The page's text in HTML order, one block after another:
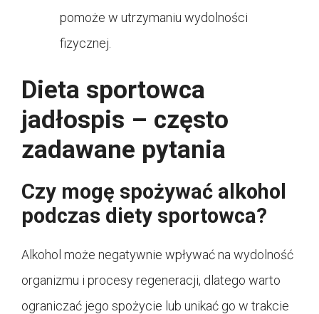
pomoże w utrzymaniu wydolności
fizycznej.
Dieta sportowca
jadłospis – często
zadawane pytania
Czy mogę spożywać alkohol
podczas diety sportowca?
Alkohol może negatywnie wpływać na wydolność
organizmu i procesy regeneracji, dlatego warto
ograniczać jego spożycie lub unikać go w trakcie